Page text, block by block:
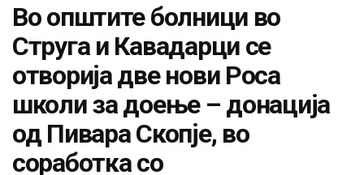
Во општите болници во
Струга и Кавадарци се
отворија две нови Роса
школи за доење – донација
од Пивара Скопје, во
соработка со